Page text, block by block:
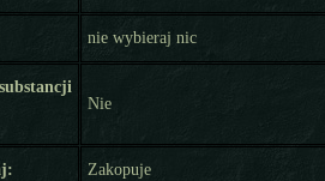
nie wybieraj nic
Nie
Zakopuje